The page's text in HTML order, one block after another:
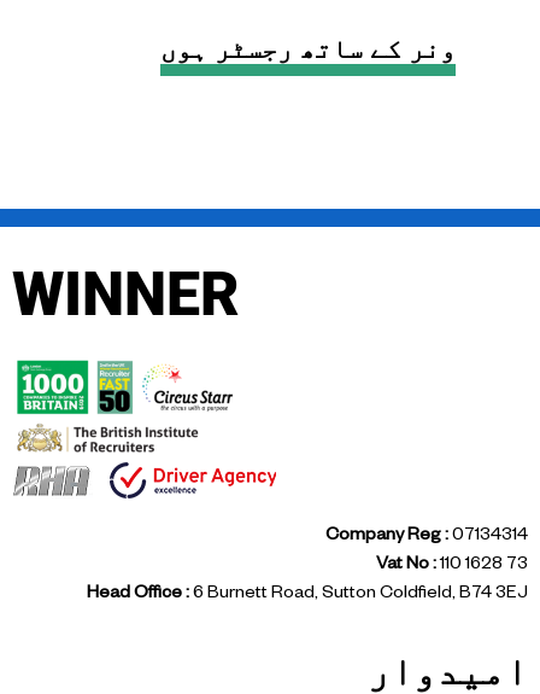
ونر کے ساتھ رجسٹر ہوں
WINNER
Company Reg :07134314
Vat No :110 1628 73
Head Office :6 Burnett Road, Sutton Coldfield, B74 3EJ
امیدوار